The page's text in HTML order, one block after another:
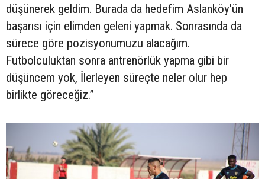
düşünerek geldim. Burada da hedefim Aslanköy'ün
başarısı için elimden geleni yapmak. Sonrasında da
sürece göre pozisyonumuzu alacağım.
Futbolculuktan sonra antrenörlük yapma gibi bir
düşüncem yok, İlerleyen süreçte neler olur hep
birlikte göreceğiz.”